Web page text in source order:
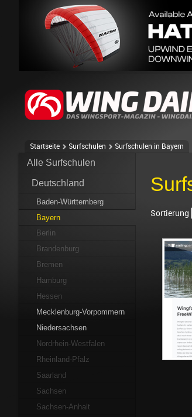
Startseite Surfschulen Surfschulen in Bayern
Alle Surfschulen
Deutschland
Baden-Württemberg
Bayern
Berlin
Brandenburg
Bremen
Hamburg
Hessen
Mecklenburg-Vorpommern
Niedersachsen
Nordrhein-Westfalen
Rheinland-Pfalz
Saarland
Sachsen
Sachsen-Anhalt
Sortierung